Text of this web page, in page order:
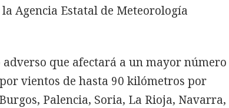
Agencia Estatal de Meteorología
que afectará a un mayor número
vientos de hasta 90 kilómetros por
Palencia, Soria, La Rioja, Navarra,